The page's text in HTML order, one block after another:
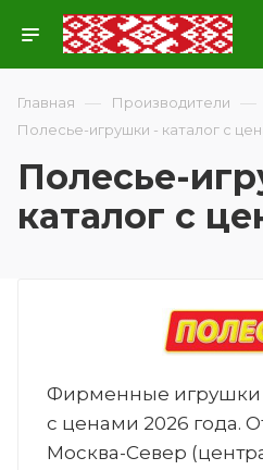
Главная — Производители —
Полесье-игрушки - каталог с
Полесье-
каталог с
Фирменные игрушки
с ценами 2026 года.
Москва-Север